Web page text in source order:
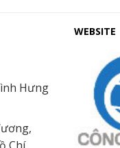
Hưng
WEBSITE